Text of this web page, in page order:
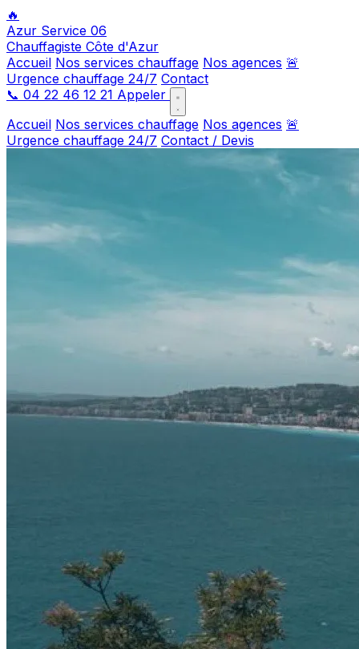
🔥
Azur Service 06
Chauffagiste Côte d'Azur
Accueil Nos services chauffage Nos agences 🚨
Urgence chauffage 24/7 Contact
📞 04 22 46 12 21 Appeler
Accueil Nos services chauffage Nos agences 🚨
Urgence chauffage 24/7 Contact / Devis